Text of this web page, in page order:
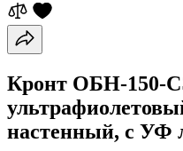
Кронт ОБН-150-
настенный, с УФ